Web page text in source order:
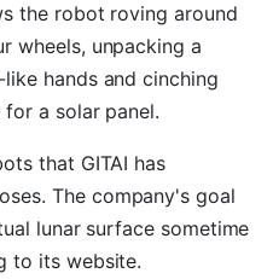
the robot roving around
wheels, unpacking a
hands and cinching
a solar panel.
that GITAI has
The company's goal
lunar surface sometime
to its website.